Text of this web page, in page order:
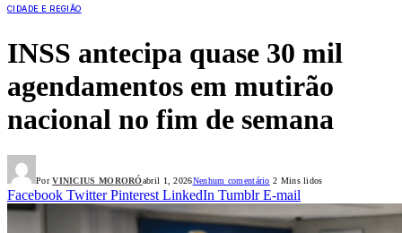
CIDADE E REGIÃO
INSS antecipa quase 30 mil
agendamentos em mutirão
nacional no fim de semana
Por VINICIUS MORORÓabril 1, 2026Nenhum comentário 2 Mins lidos
Facebook Twitter Pinterest LinkedIn Tumblr E-mail